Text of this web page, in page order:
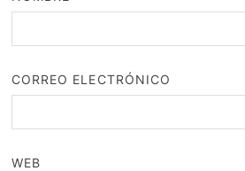
CORREO ELECTRÓNICO
WEB